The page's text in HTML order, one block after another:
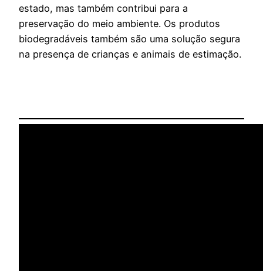
estado, mas também contribui para a
preservação do meio ambiente. Os produtos
biodegradáveis também são uma solução segura
na presença de crianças e animais de estimação.